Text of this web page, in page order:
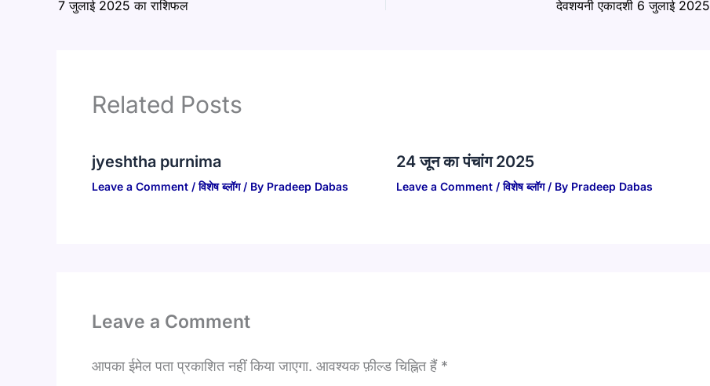
7 जुलाई 2025 का राशिफल ​ देवशयनी एकादशी 6 जुलाई 2025 ​
Related Posts
jyeshtha purnima
Leave a Comment /विशेष ब्लॉग/ By Pradeep Dabas
24 जून का पंचांग 2025
Leave a Comment /विशेष ब्लॉग/ By Pradeep Dabas
Leave a Comment
आपका ईमेल पता प्रकाशित नहीं किया जाएगा. आवश्यक फ़ील्ड चिह्नित हैं *